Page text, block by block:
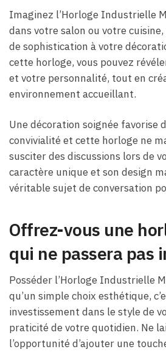
Imaginez l’Horloge Industrielle
dans votre salon ou votre
de sophistication à votre
cette horloge, vous pouvez
et votre personnalité, tout en
environnement accueillant.
Une décoration soignée favorise
convivialité et cette horloge ne
susciter des discussions lors de
caractère unique et son design
véritable sujet de conversation
Offrez-vous une
qui ne passera pas
Posséder l’Horloge Industrielle
qu’un simple choix esthétique,
investissement dans le style de
praticité de votre quotidien. Ne
l’opportunité d’ajouter une